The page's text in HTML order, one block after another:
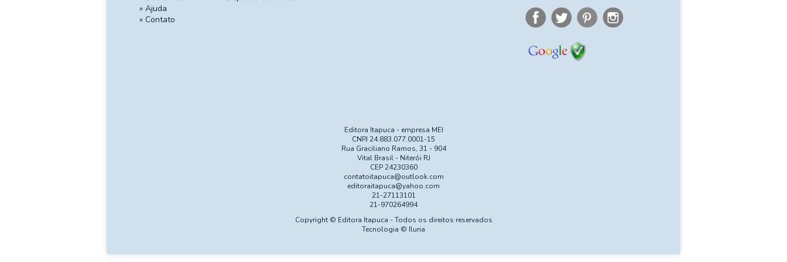
» Ajuda
» Contato
Editora Itapuca - empresa MEI
CNPJ 24.883.077.0001-15
Rua Graciliano Ramos, 31 - 904
Vital Brasil - Niterói RJ
CEP 24230360
contatoitapuca@outlook.com
editoraitapuca@yahoo.com
21-27113101
21-970264994
Copyright © Editora Itapuca - Todos os direitos reservados
Tecnologia © Iluria